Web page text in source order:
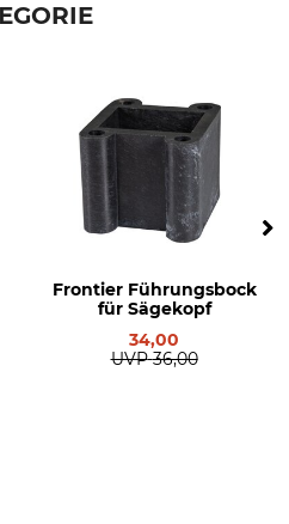
Frontier Führungsbock
für Sägekopf
34,00
UVP 36,00